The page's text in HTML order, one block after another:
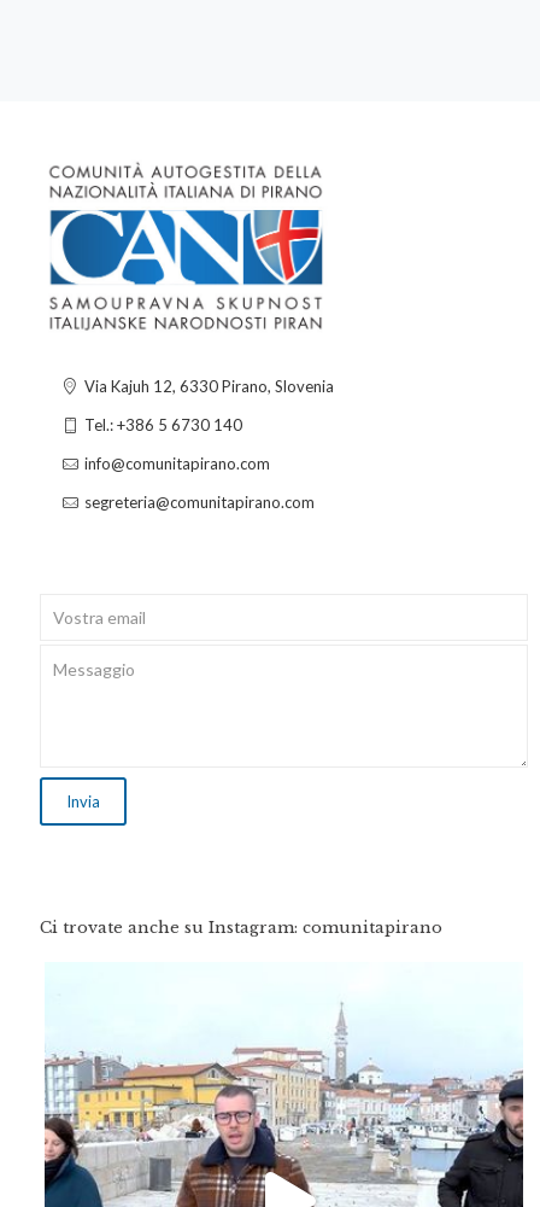
Via Kajuh 12, 6330 Pirano, Slovenia
Tel.: +386 5 6730 140
info@comunitapirano.com
segreteria@comunitapirano.com
Ci trovate anche su Instagram: comunitapirano